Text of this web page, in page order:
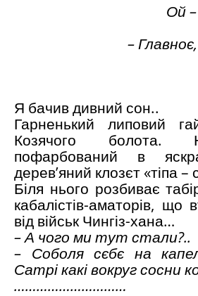
Ой
–
Я бачив дивний сон..
Гарненький липовий
Козячого болота.
пофарбований в
дерев’яний клозєт «тіпа –
Біля нього розбиває
кабалістів-аматорів, що
від військ Чингіз-хана…
– А чого ми тут стали?..
– Соболя сєбє на
Сатрі какі вокруг сосни
…………………………